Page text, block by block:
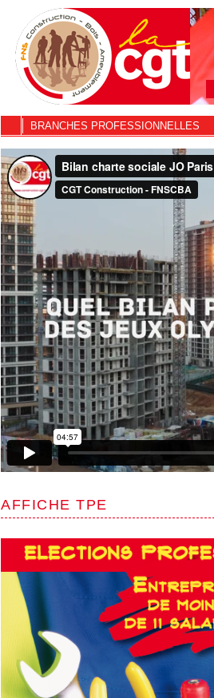
BRANCHES PROFESSIONNELLES
AFFICHE TPE